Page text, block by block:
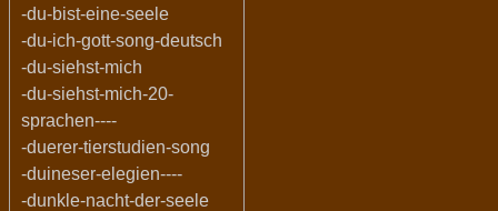
-du-bist-eine-seele
-du-ich-gott-song-deutsch
-du-siehst-mich
-du-siehst-mich-20-
sprachen----
-duerer-tierstudien-song
-duineser-elegien----
-dunkle-nacht-der-seele